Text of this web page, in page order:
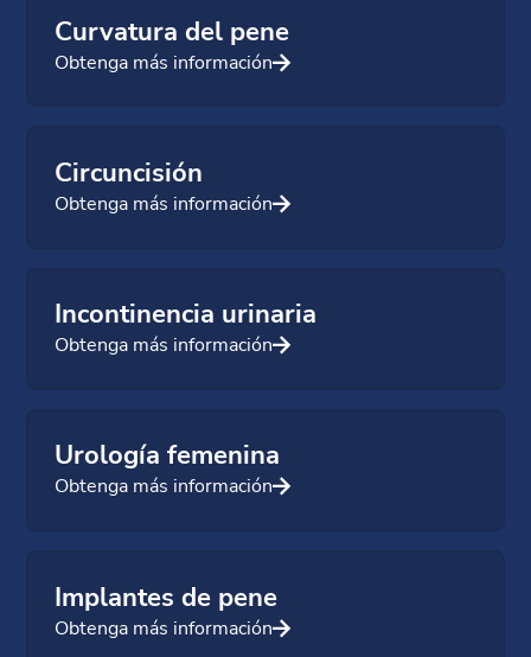
Curvatura del pene
Obtenga más información
Circuncisión
Obtenga más información
Incontinencia urinaria
Obtenga más información
Urología femenina
Obtenga más información
Implantes de pene
Obtenga más información